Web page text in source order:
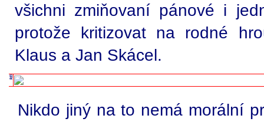
všichni zmiňovaní pánové i
protože kritizovat na rodné
Klaus a Jan Skácel.
Nikdo jiný na to nemá morální